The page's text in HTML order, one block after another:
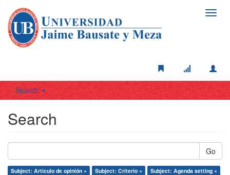
Search
Search
Go
Subject: Artículo de opinión × Subject: Criterio ×
Subject: Agenda setting ×